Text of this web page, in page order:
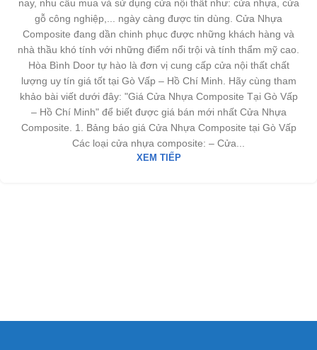
nay, nhu cầu mua và sử dụng cửa nội thất như: cửa nhựa, cửa
gỗ công nghiệp,... ngày càng được tin dùng. Cửa Nhựa
Composite đang dần chinh phục được những khách hàng và
nhà thầu khó tính với những điểm nổi trội và tính thẩm mỹ cao.
Hòa Bình Door tự hào là đơn vị cung cấp cửa nội thất chất
lượng uy tín giá tốt tại Gò Vấp – Hồ Chí Minh. Hãy cùng tham
khảo bài viết dưới đây: "Giá Cửa Nhựa Composite Tại Gò Vấp
– Hồ Chí Minh" để biết được giá bán mới nhất Cửa Nhựa
Composite. 1. Bảng báo giá Cửa Nhựa Composite tại Gò Vấp
Các loại cửa nhựa composite: – Cửa...
XEM TIẾP